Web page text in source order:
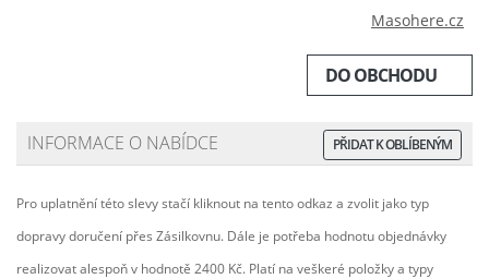
Masohere.cz
DO OBCHODU
PŘIDAT K OBLÍBENÝM
INFORMACE O NABÍDCE
Pro uplatnění této slevy stačí kliknout na tento odkaz a zvolit jako typ
dopravy doručení přes Zásilkovnu. Dále je potřeba hodnotu objednávky
realizovat alespoň v hodnotě 2400 Kč. Platí na veškeré položky a typy